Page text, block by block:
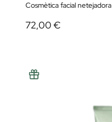
Cosmètica facial netejadora
72,00 €